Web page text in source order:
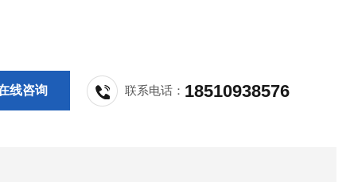
线咨询 联系电话： 18510938576